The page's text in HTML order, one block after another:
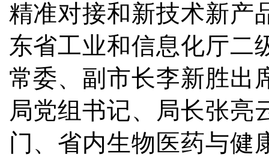
精准对接和新技术新产
东省工业和信息化厅二
常委、副市长李新胜出
局党组书记、局长张亮
门、省内生物医药与健